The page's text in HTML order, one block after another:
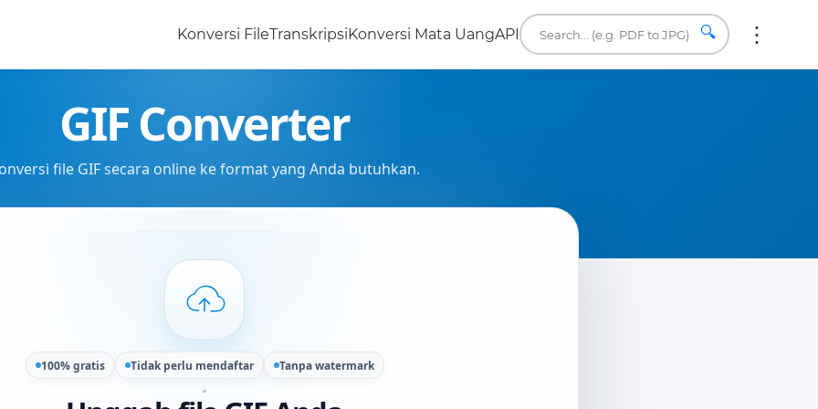
Konversi FileTranskripsiKonversi Mata UangAPI 🔍
GIF Converter
file GIF secara online ke format yang Anda butuhkan.
100% gratis Tidak perlu mendaftar Tanpa watermark